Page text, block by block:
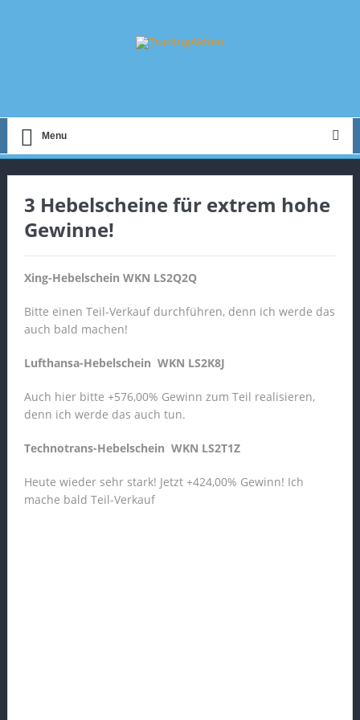
Menu
3 Hebelscheine für extrem hohe
Gewinne!
Xing-Hebelschein WKN LS2Q2Q
Bitte einen Teil-Verkauf durchführen, denn ich werde das
auch bald machen!
Lufthansa-Hebelschein WKN LS2K8J
Auch hier bitte +576,00% Gewinn zum Teil realisieren,
denn ich werde das auch tun.
Technotrans-Hebelschein WKN LS2T1Z
Heute wieder sehr stark! Jetzt +424,00% Gewinn! Ich
mache bald Teil-Verkauf